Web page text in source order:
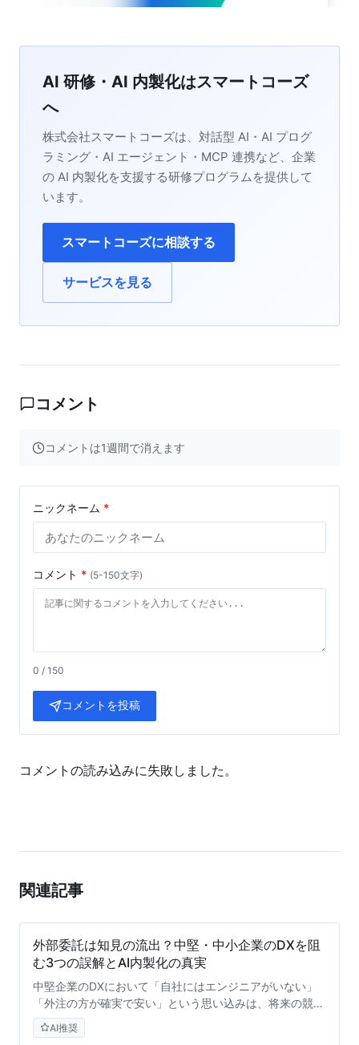
AI 研修・AI 内製化はスマートコーズ
へ
株式会社スマートコーズは、対話型 AI・AI プログ
ラミング・AI エージェント・MCP 連携など、企業
の AI 内製化を支援する研修プログラムを提供して
います。
スマートコーズに相談する
サービスを見る
コメント
コメントは1週間で消えます
ニックネーム *
コメント * (5-150文字)
0 / 150
コメントを投稿
コメントの読み込みに失敗しました。
関連記事
外部委託は知見の流出？中堅・中小企業のDXを阻
む3つの誤解とAI内製化の真実
中堅企業のDXにおいて「自社にはエンジニアがいない」
「外注の方が確実で安い」という思い込みは、将来の競争
力を奪うリスクです。AI時代における外注依存の限界と、
非IT企業こそ取り組むべき「AI内製化」の真のメリット
AI推奨